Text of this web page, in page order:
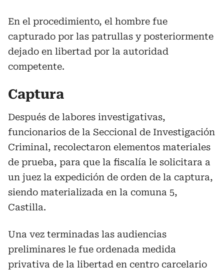
En el procedimiento, el hombre fue
capturado por las patrullas y posteriormente
dejado en libertad por la autoridad
competente.
Captura
Después de labores investigativas,
funcionarios de la Seccional de Investigación
Criminal, recolectaron elementos materiales
de prueba, para que la fiscalía le solicitara a
un juez la expedición de orden de la captura,
siendo materializada en la comuna 5,
Castilla.
Una vez terminadas las audiencias
preliminares le fue ordenada medida
privativa de la libertad en centro carcelario